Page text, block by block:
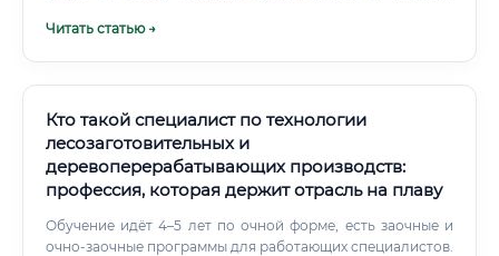
надбавок. Зарплаты по ролям и регионам (руб./мес.,
Читать статью →
Кто такой специалист по технологии
лесозаготовительных и
деревоперерабатывающих производств:
профессия, которая держит отрасль на плаву
Обучение идёт 4–5 лет по очной форме, есть заочные и
очно-заочные программы для работающих специалистов.